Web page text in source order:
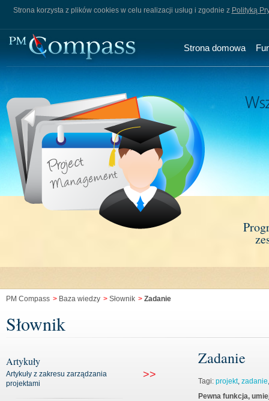
Strona korzysta z plików cookies w celu realizacji usług i zgodnie z Polityką
Strona domowa
PM Compass > Baza wiedzy > Słownik > Zadanie
Słownik
Artykuły
Artykuły z zakresu zarządzania
projektami
>>
Zadanie
Tagi: projekt, zadanie
Pewna funkcja,